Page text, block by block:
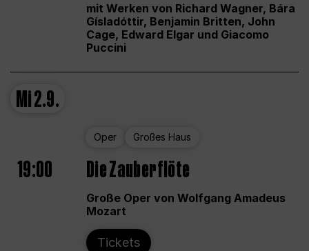
mit Werken von Richard Wagner, Bára
Gísladóttir, Benjamin Britten, John
Cage, Edward Elgar und Giacomo
Puccini
Mi2.9.
Oper Großes Haus
19:00 Die Zauberflöte
Große Oper von Wolfgang Amadeus
Mozart
Tickets